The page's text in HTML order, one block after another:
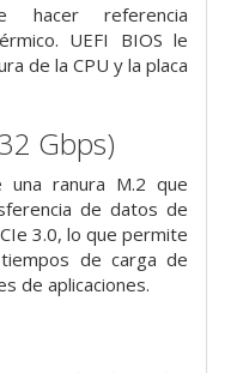
hacer referencia
UEFI BIOS le
de la CPU y la placa
Gbps)
una ranura M.2 que
de datos de
3.0, lo que permite
de carga de
de aplicaciones.